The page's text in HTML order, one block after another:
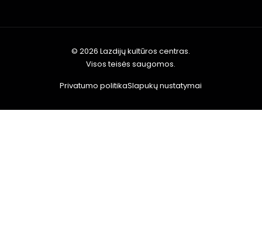
© 2026 Lazdijų kultūros centras.
Visos teisės saugomos.
Privatumo politikaSlapukų nustatymai